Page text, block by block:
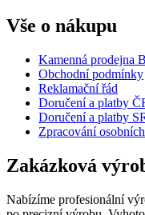
Vše o nákupu
Kamenná prodejna
Obchodní podmínky
Reklamační řád
Doručení a platby
Doručení a platby
Zpracování
Zakázková
Nabízíme profesionální